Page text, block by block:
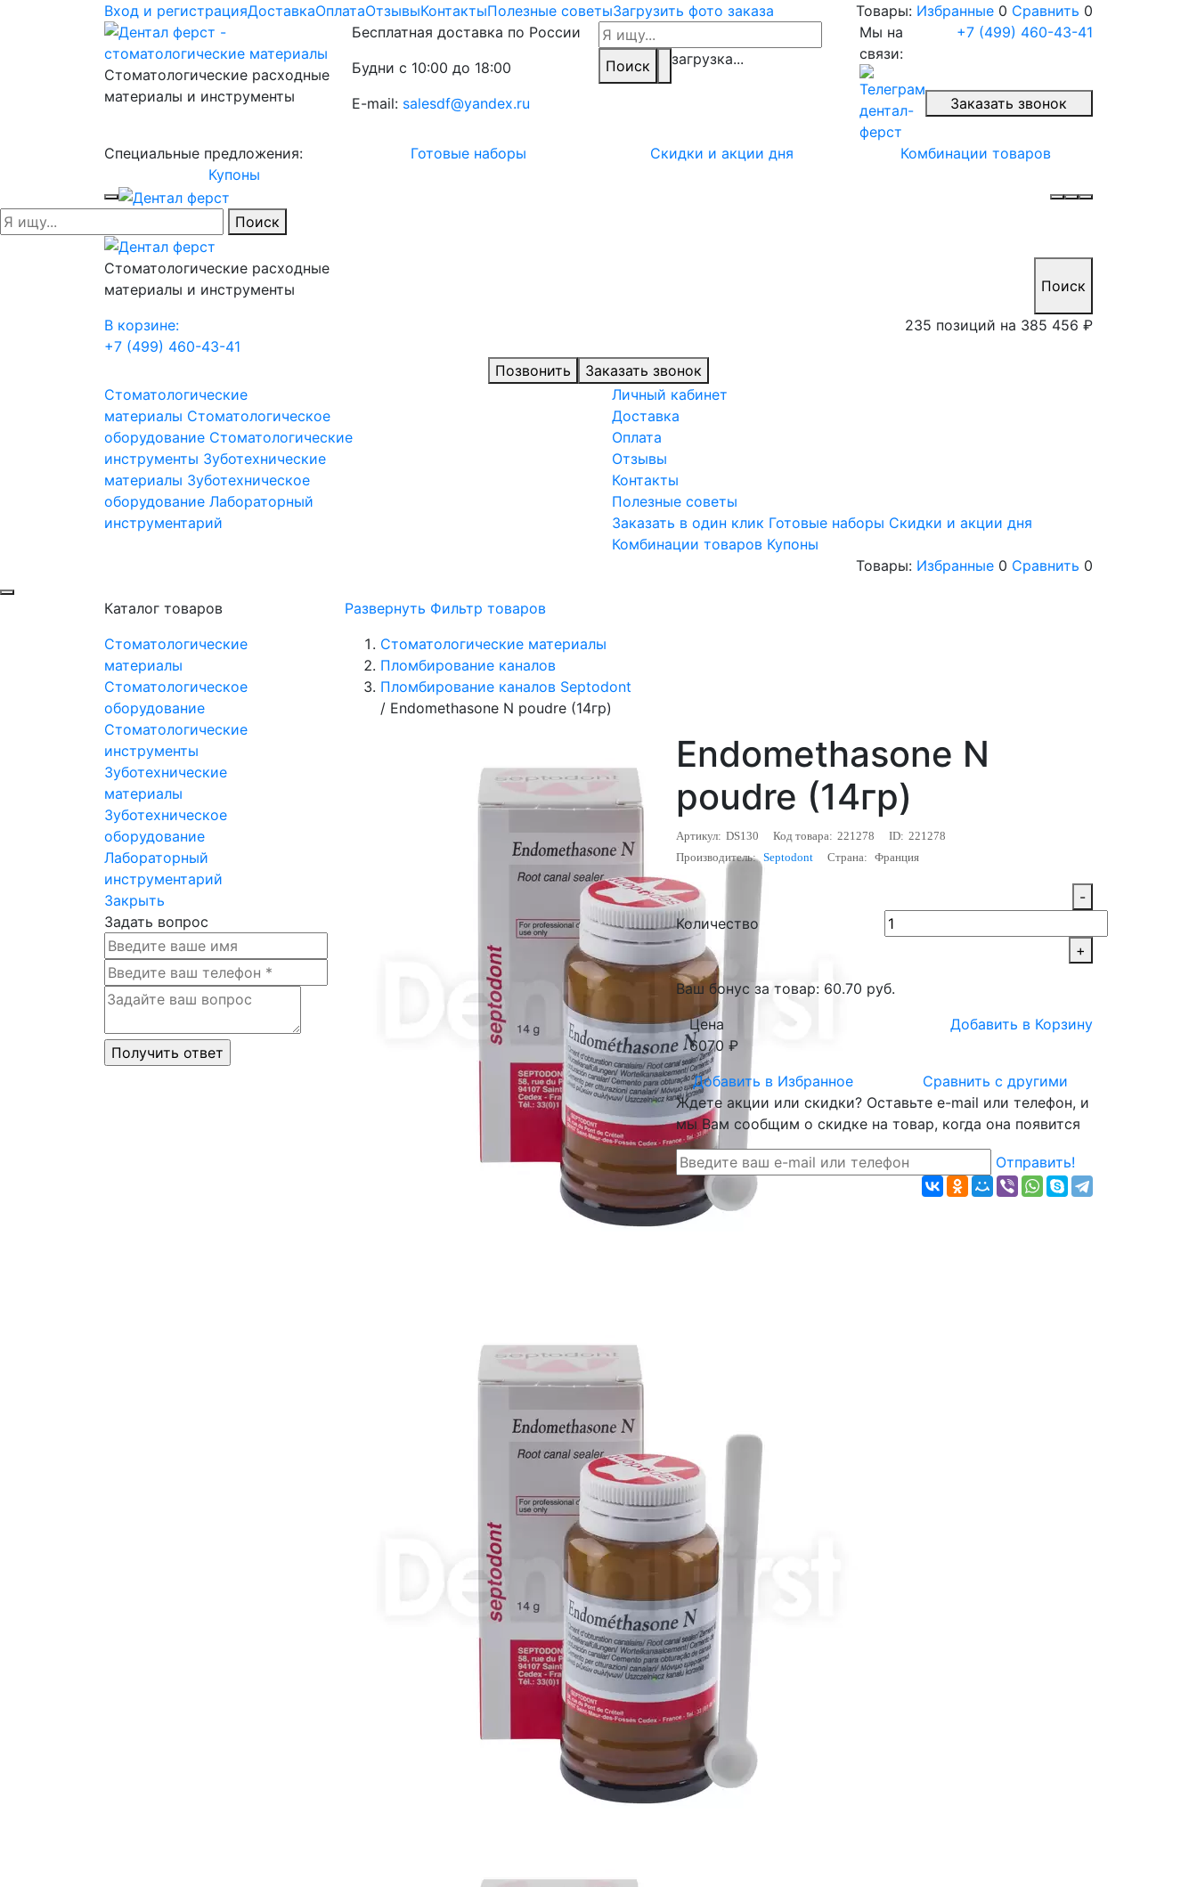
Вход и регистрацияДоставкаОплатаОтзывыКонтактыПолезные советыЗагрузить фото заказа Товары: Избранные 0 Сравнить 0
Стоматологические расходные
материалы и инструменты
Бесплатная доставка по России
Будни с 10:00 до 18:00
E-mail: salesdf@yandex.ru
Поиск загрузка...
Мы на
связи:
+7 (499) 460-43-41
Заказать звонок
Специальные предложения: Готовые наборы Скидки и акции дня
Комбинации товаров
Купоны
Поиск
Стоматологические расходные
материалы и инструменты
Поиск
В корзине: 235 позиций на 385 456 ₽
+7 (499) 460-43-41
Позвонить
Заказать звонок
Стоматологические
материалы Стоматологическое
оборудование Стоматологические
инструменты Зуботехнические
материалы Зуботехническое
оборудование Лабораторный
инструментарий
Личный кабинет
Доставка
Оплата
Отзывы
Контакты
Полезные советы
Заказать в один клик Готовые наборы Скидки и акции дня
Комбинации товаров Купоны
Товары: Избранные 0 Сравнить 0
Каталог товаров
Стоматологические
материалы
Стоматологическое
оборудование
Стоматологические
инструменты
Зуботехнические
материалы
Зуботехническое
оборудование
Лабораторный
инструментарий
Закрыть
Задать вопрос
Развернуть Фильтр товаров
Стоматологические материалы
Пломбирование каналов
Пломбирование каналов Septodont
/ Endomethasone N poudre (14гр)
Endomethasone N
poudre (14гр)
Артикул: DS130 Код товара: 221278 ID: 221278
Производитель: Septodont Страна: Франция
Количество
-
+
Ваш бонус за товар: 60.70 руб.
Цена
6070 ₽
Добавить в Корзину
Добавить в Избранное
Сравнить с другими
Ждете акции или скидки? Оставьте e-mail или телефон, и
мы Вам сообщим о скидке на товар, когда она появится
Отправить!